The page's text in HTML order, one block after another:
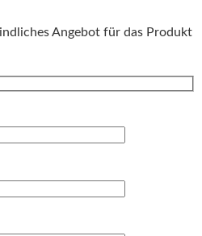
Angebot für das Produkt